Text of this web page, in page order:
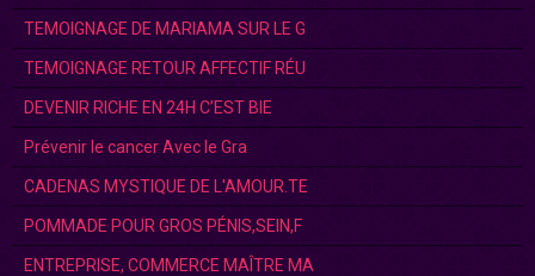
TEMOIGNAGE DE MARIAMA SUR LE G
TEMOIGNAGE RETOUR AFFECTIF RÉU
DEVENIR RICHE EN 24H C’EST BIE
Prévenir le cancer Avec le Gra
CADENAS MYSTIQUE DE L'AMOUR.TE
POMMADE POUR GROS PÉNIS,SEIN,F
ENTREPRISE, COMMERCE MAÎTRE MA